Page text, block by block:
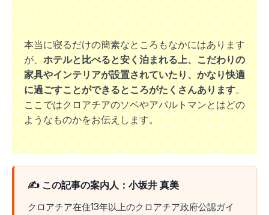
本当に寝るだけの簡素なところもなかにはあります
が、 ホテルと比べると安く泊まれる上、こだわりの
家具やインテリアが設置されていたり、かなり快適
に過ごすことができるところがたくさんあります。
ここではクロアチアのソベやアパルトマンとはどの
ようなものかをお伝えします。
✍️ この記事の案内人：小坂井 真美
クロアチア在住13年以上のクロアチア政府公認ガイ